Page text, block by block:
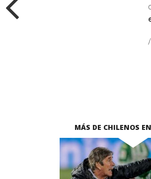
MÁS DE CHILENOS